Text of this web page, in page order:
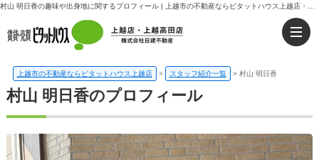
上越市の不動産ならピタットハウス上越店 > スタッフ紹介一覧 > 村山 明日香
村山 明日香のプロフィール